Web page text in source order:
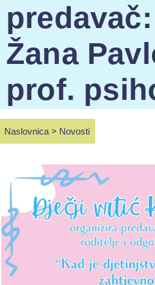
Žana
prof.
Naslovnica > Novosti